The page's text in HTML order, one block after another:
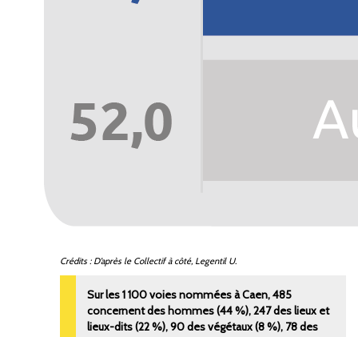
Crédits : D’après le Collectif à côté, Legentil U.
Sur les 1 100 voies nommées à Caen, 485
concernent des hommes (44%), 247 des lieux et
lieux-dits (22%), 90 des végétaux (8%), 78 des